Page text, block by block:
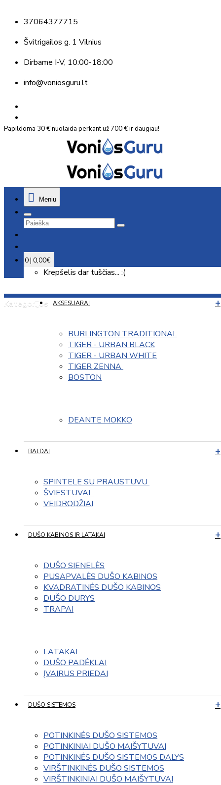
37064377715
Švitrigailos g. 1 Vilnius
Dirbame I-V, 10:00-18:00
info@voniosguru.lt
Papildoma 30 € nuolaida perkant už 700 € ir daugiau!
Meniu
0 | 0,00€
Krepšelis dar tuščias... :(
Kategorijos AKSESUARAI
BURLINGTON TRADITIONAL
TIGER - URBAN BLACK
TIGER - URBAN WHITE
TIGER ZENNA
BOSTON
DEANTE MOKKO
BALDAI
SPINTELE SU PRAUSTUVU
ŠVIESTUVAI
VEIDRODŽIAI
DUŠO KABINOS IR LATAKAI
DUŠO SIENELĖS
PUSAPVALĖS DUŠO KABINOS
KVADRATINĖS DUŠO KABINOS
DUŠO DURYS
TRAPAI
LATAKAI
DUŠO PADĖKLAI
ĮVAIRUS PRIEDAI
DUŠO SISTEMOS
POTINKINĖS DUŠO SISTEMOS
POTINKINIAI DUŠO MAIŠYTUVAI
POTINKINĖS DUŠO SISTEMOS DALYS
VIRŠTINKINĖS DUŠO SISTEMOS
VIRŠTINKINIAI DUŠO MAIŠYTUVAI